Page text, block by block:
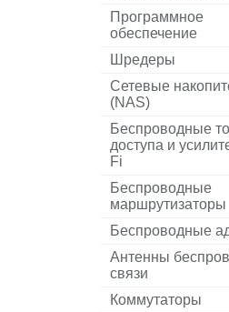
Программное
обеспечение
Шредеры
Сетевые
(NAS)
Беспроводные
доступа и
Fi
Беспроводные
маршрутизаторы
Беспроводные
Антенны
связи
Коммутаторы